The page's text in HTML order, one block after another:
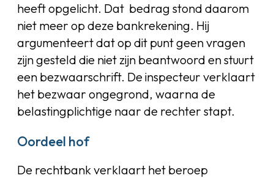
heeft opgelicht. Dat bedrag stond daarom
niet meer op deze bankrekening. Hij
argumenteert dat op dit punt geen vragen
zijn gesteld die niet zijn beantwoord en stuurt
een bezwaarschrift. De inspecteur verklaart
het bezwaar ongegrond, waarna de
belastingplichtige naar de rechter stapt.
Oordeel hof
De rechtbank verklaart het beroep